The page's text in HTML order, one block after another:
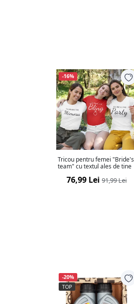
-16%
Tricou pentru femei "Bride's
team" cu textul ales de tine
76,99 Lei 91,99 Lei
-20%
TOP